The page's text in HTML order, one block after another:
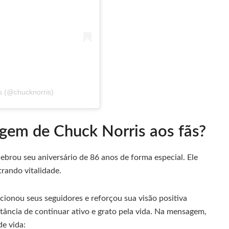
(@chucknorris)
de Chuck Norris aos fãs?
seu aniversário de 86 anos de forma especial. Ele
vitalidade.
seus seguidores e reforçou sua visão positiva
de continuar ativo e grato pela vida. Na mensagem,
vida: